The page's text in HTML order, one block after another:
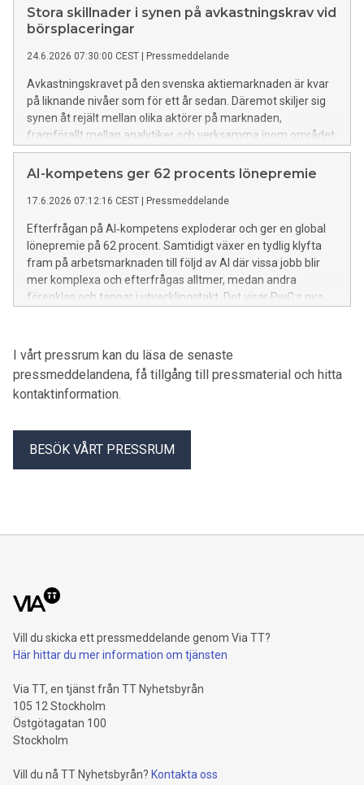
motståndskraftig demokrati inför valet 2026.
Stora skillnader i synen på avkastningskrav vid
börsplaceringar
24.6.2026 07:30:00 CEST Pressmeddelande
Avkastningskravet på den svenska aktiemarknaden är kvar
på liknande nivåer som för ett år sedan. Däremot skiljer sig
synen åt rejält mellan olika aktörer på marknaden,
framförallt mellan analytiker och verksamma inom området
Corporate Finance. Det här visar Riskpremiestudien, som
PwC har tagit fram årligen sedan 1998. Studien visar även
över kreditrisker.
AI-kompetens ger 62 procents lönepremie
17.6.2026 07:12:16 CEST Pressmeddelande
Efterfrågan på AI‑kompetens exploderar och ger en global
lönepremie på 62 procent. Samtidigt växer en tydlig klyfta
fram på arbetsmarknaden till följd av AI där vissa jobb blir
mer komplexa och efterfrågas alltmer, medan andra
förenklas och tappar i utvecklingstakt. Det visar PwC:s nya
I vårt pressrum kan du läsa de senaste
pressmeddelandena, få tillgång till pressmaterial och hitta
kontaktinformation.
BESÖK VÅRT PRESSRUM
Vill du skicka ett pressmeddelande genom Via TT?
Här hittar du mer information om tjänsten
Via TT, en tjänst från TT Nyhetsbyrån
105 12 Stockholm
Östgötagatan 100
Stockholm
Vill du nå TT Nyhetsbyrån? Kontakta oss